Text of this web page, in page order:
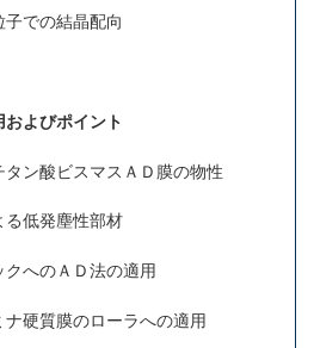
の結晶配向
およびポイント
ン酸ビスマスＡＤ膜の物性
低発塵性部材
へのＡＤ法の適用
硬質膜のローラへの適用